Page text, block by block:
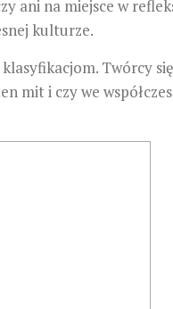
ani na miejsce w
kulturze.
Twórcy
mit i czy we